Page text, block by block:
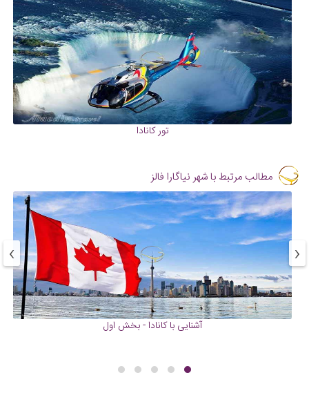
تور کانادا
مطالب مرتبط با شهر نیاگارا فالز
آشنایی با کانادا - بخش اول
‹
›